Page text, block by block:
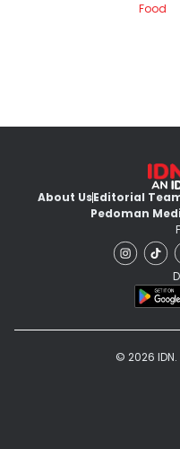
Food
About UsEditorial
Pedoman
© 2026